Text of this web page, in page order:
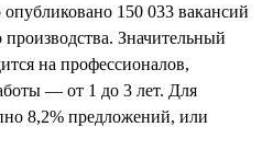
150 033 вакансий
производства. Значительный
на профессионалов,
— от 1 до 3 лет. Для
8,2% предложений, или